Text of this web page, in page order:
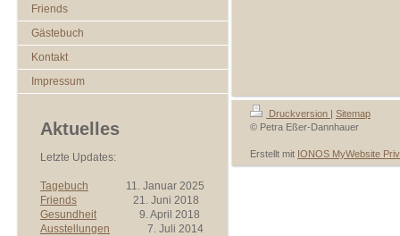
Friends
Gästebuch
Kontakt
Impressum
Aktuelles
Letzte Updates:
Tagebuch 11. Januar 2025
Friends 21. Juni 2018
Gesundheit9. April 2018
Ausstellungen 7. Juli 2014
Druckversion | Sitemap
© Petra Eßer-Dannhauer
Erstellt mit IONOS MyWebsite